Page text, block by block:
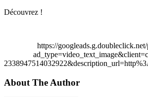
Découvrez !
https://googleads.g.doubleclick.net/
About The Author